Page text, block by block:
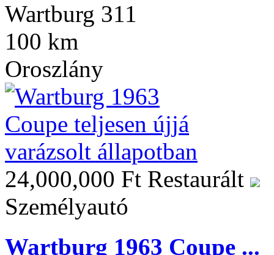
Wartburg 311
100 km
Oroszlány
24,000,000 Ft Restaurált
Személyautó
Wartburg 1963 Coupe ...